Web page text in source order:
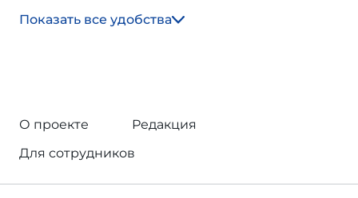
Показать все удобства
О проекте
Редакция
Для сотрудников